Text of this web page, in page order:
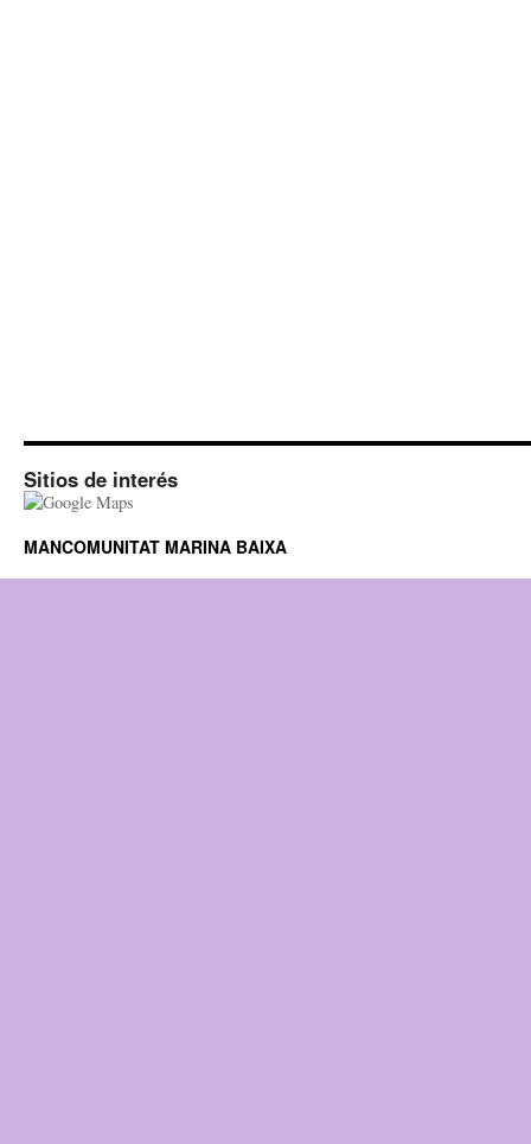
Sitios de interés
MANCOMUNITAT MARINA BAIXA